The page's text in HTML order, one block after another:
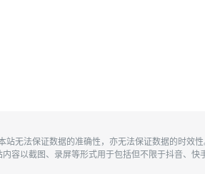
无法保证数据的准确性，亦无法保证数据的时效
以截图、录屏等形式用于包括但不限于抖音、快